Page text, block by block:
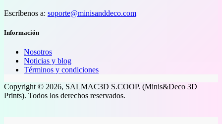
Escríbenos a: soporte@minisanddeco.com
Información
Nosotros
Noticias y blog
Términos y condiciones
Copyright © 2026, SALMAC3D S.COOP. (Minis&Deco 3D
Prints). Todos los derechos reservados.